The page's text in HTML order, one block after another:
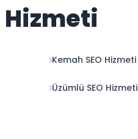
Hizmeti
Kemah SEO Hizmeti
Üzümlü SEO Hizmeti